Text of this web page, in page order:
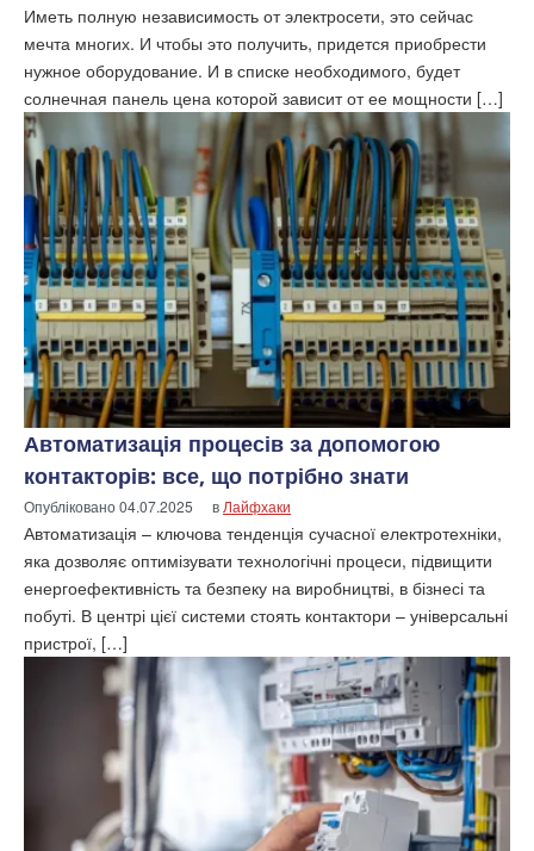
Иметь полную независимость от электросети, это сейчас
мечта многих. И чтобы это получить, придется приобрести
нужное оборудование. И в списке необходимого, будет
солнечная панель цена которой зависит от ее мощности […]
Автоматизація процесів за допомогою
контакторів: все, що потрібно знати
Опубліковано04.07.2025 в Лайфхаки
Автоматизація – ключова тенденція сучасної електротехніки,
яка дозволяє оптимізувати технологічні процеси, підвищити
енергоефективність та безпеку на виробництві, в бізнесі та
побуті. В центрі цієї системи стоять контактори – універсальні
пристрої, […]